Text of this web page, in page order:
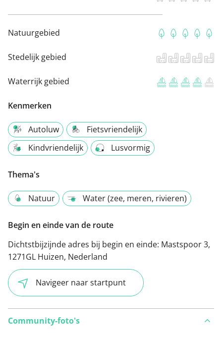
Natuurgebied
Stedelijk gebied
Waterrijk gebied
Kenmerken
Autoluw
Fietsvriendelijk
Kindvriendelijk
Lusvormig
Thema's
Natuur Water (zee, meren, rivieren)
Begin en einde van de route
Dichtstbijzijnde adres bij begin en einde: Mastspoor 3,
1271GL Huizen, Nederland
Navigeer naar startpunt
Community-foto's